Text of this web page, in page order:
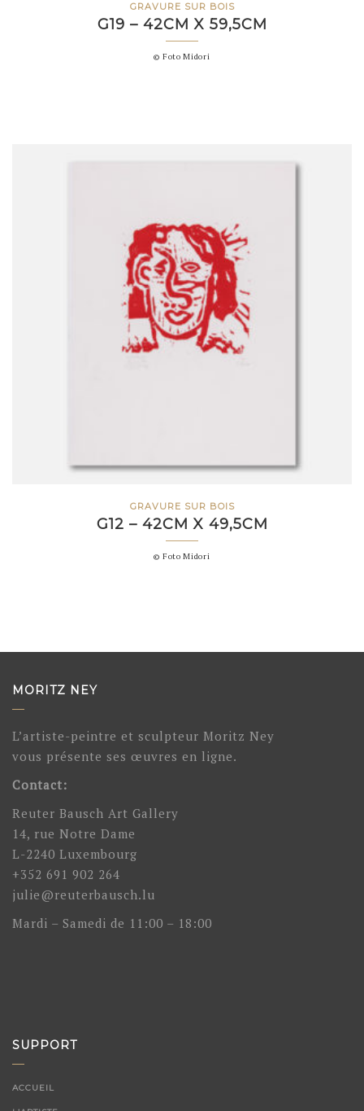
GRAVURE SUR BOIS
G19 – 42CM X 59,5CM
© Foto Midori
GRAVURE SUR BOIS
G12 – 42CM X 49,5CM
© Foto Midori
MORITZ NEY
L’artiste-peintre et sculpteur Moritz Ney
vous présente ses œuvres en ligne.
Contact:
Reuter Bausch Art Gallery
14, rue Notre Dame
L-2240 Luxembourg
+352 691 902 264
julie@reuterbausch.lu
Mardi – Samedi de 11:00 – 18:00
SUPPORT
ACCUEIL